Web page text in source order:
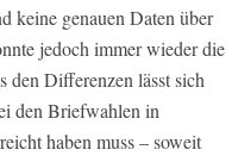
keine genauen Daten über
jedoch immer wieder die
den Differenzen lässt sich
den Briefwahlen in
haben muss – soweit